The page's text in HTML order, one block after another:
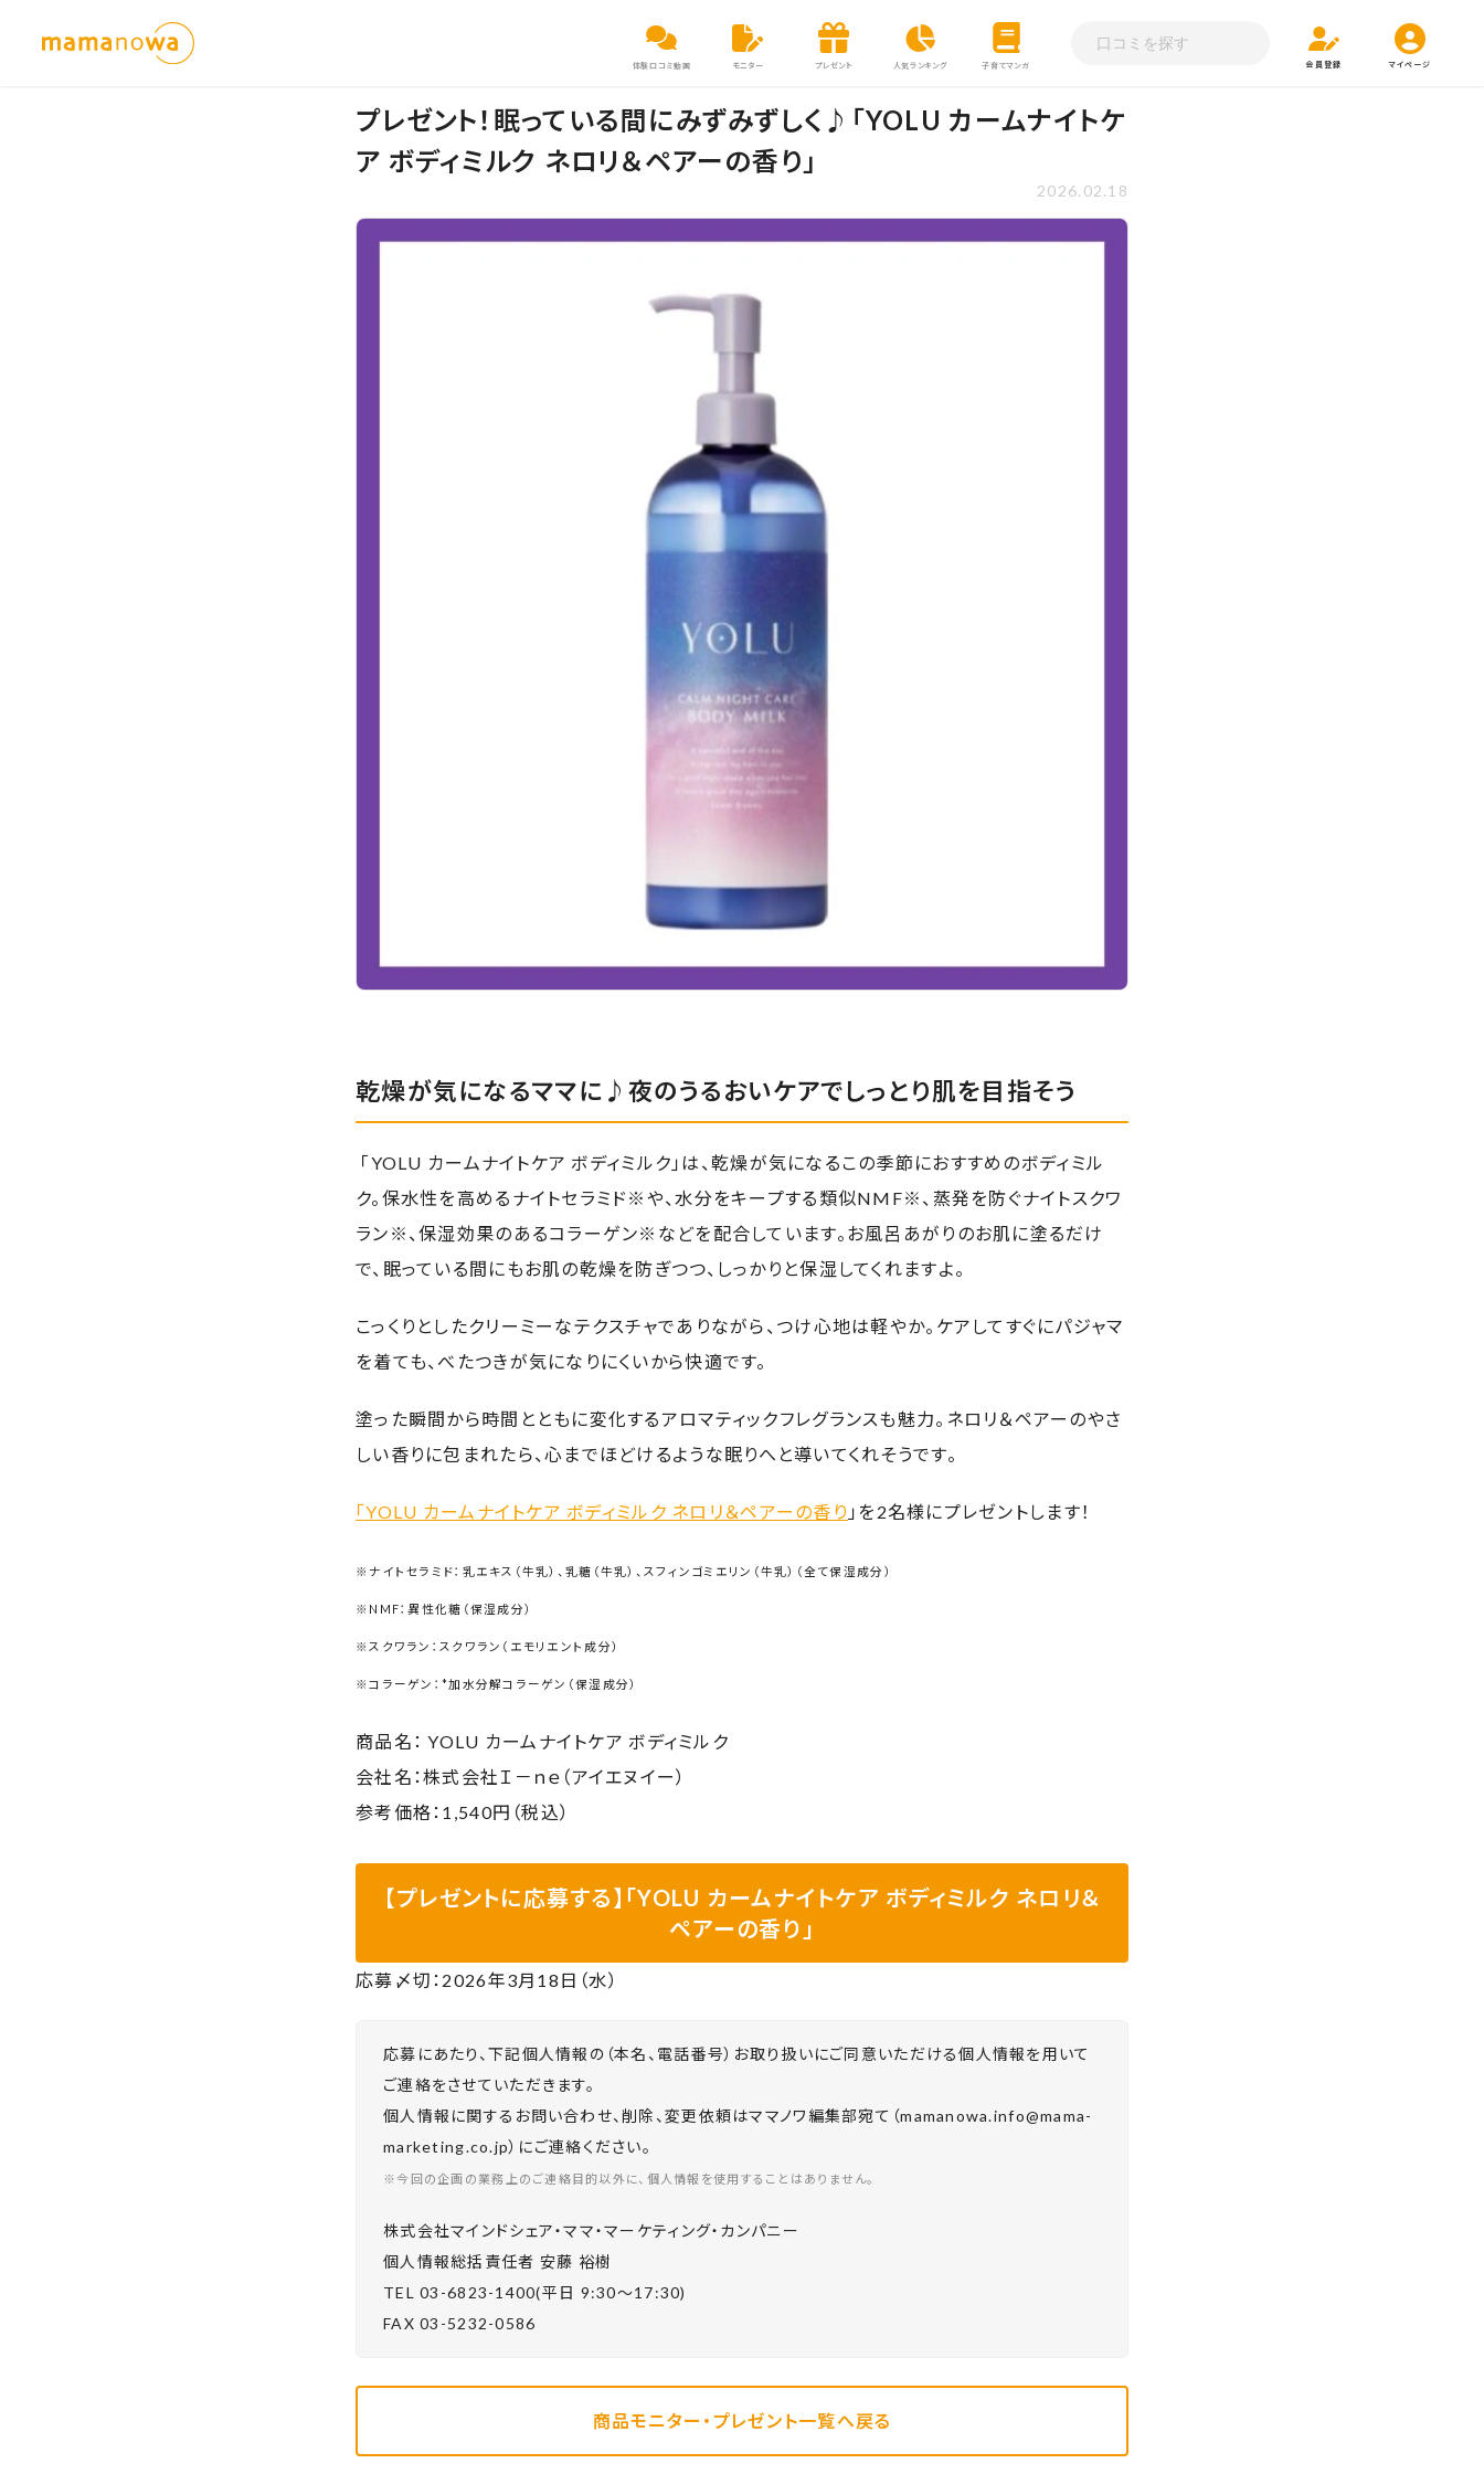
体験口コミ動画 モニター プレゼント 人気ランキング 子育てマンガ 会員登録 マイページ
プレゼント！眠っている間にみずみずしく♪「YOLU カームナイトケ
ア ボディミルク ネロリ＆ペアーの香り」
2026.02.18
乾燥が気になるママに♪夜のうるおいケアでしっとり肌を目指そう
「YOLU カームナイトケア ボディミルク」は、乾燥が気になるこの季節におすすめのボディミル
ク。保水性を高めるナイトセラミド※や、水分をキープする類似NMF※、蒸発を防ぐナイトスクワ
ラン※、保湿効果のあるコラーゲン※などを配合しています。お風呂あがりのお肌に塗るだけ
で、眠っている間にもお肌の乾燥を防ぎつつ、しっかりと保湿してくれますよ。
こっくりとしたクリーミーなテクスチャでありながら、つけ心地は軽やか。ケアしてすぐにパジャマ
を着ても、べたつきが気になりにくいから快適です。
塗った瞬間から時間とともに変化するアロマティックフレグランスも魅力。ネロリ＆ペアーのやさ
しい香りに包まれたら、心までほどけるような眠りへと導いてくれそうです。
「YOLU カームナイトケア ボディミルク ネロリ＆ペアーの香り 」を2名様にプレゼントします！
※ナイトセラミド：乳エキス（牛乳）、乳糖（牛乳）、スフィンゴミエリン（牛乳）（全て保湿成分）
※NMF：異性化糖（保湿成分）
※スクワラン：スクワラン（エモリエント成分）
※コラーゲン：*加水分解コラーゲン（保湿成分）
商品名： YOLU カームナイトケア ボディミルク
会社名：株式会社Ｉ－ｎｅ（アイエヌイー）
参考価格：1,540円（税込）
【プレゼントに応募する】「YOLU カームナイトケア ボディミルク ネロリ＆
ペアーの香り」
応募〆切：2026年3月 18 日（水）
応募にあたり、下記個人情報の（本名、電話番号）お取り扱いにご同意いただける個人情報を用いて
ご連絡をさせていただきます。
個人情報に関するお問い合わせ、削除、変更依頼はママノワ編集部宛て（mamanowa.info@mama-
marketing.co.jp）にご連絡ください。
※今回の企画の業務上のご連絡目的以外に、個人情報を使用することはありません。
株式会社マインドシェア・ママ・マーケティング・カンパニー
個⼈情報総括責任者 安藤 裕樹
TEL 03-6823-1400(平⽇ 9:30〜17:30)
FAX 03-5232-0586
商品モニター・プレゼント一覧へ戻る